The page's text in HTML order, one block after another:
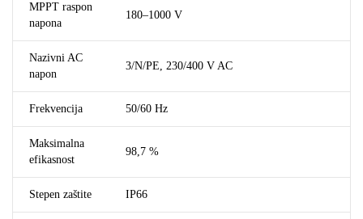
MPPT raspon
napona
180–1000 V
Nazivni AC
napon
3/N/PE, 230/400 V AC
Frekvencija 50/60 Hz
Maksimalna
efikasnost
98,7 %
Stepen zaštite IP66